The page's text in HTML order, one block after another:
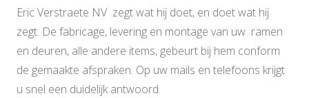
Eric Verstraete NV zegt wat hij doet, en doet wat hij
zegt. De fabricage, levering en montage van uw ramen
en deuren, alle andere items, gebeurt bij hem conform
de gemaakte afspraken. Op uw mails en telefoons krijgt
u snel een duidelijk antwoord.